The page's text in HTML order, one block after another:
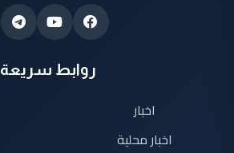
روابط سريعة
اخبار
اخبار محلية